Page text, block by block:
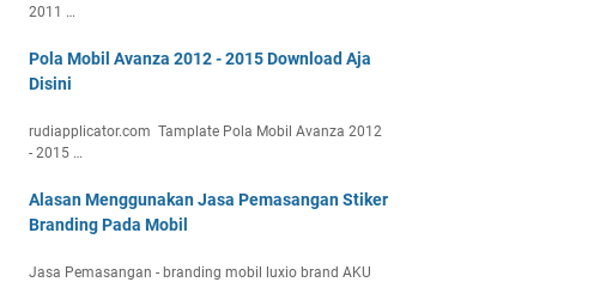
2011 …
Pola Mobil Avanza 2012 - 2015 Download Aja
Disini
rudiapplicator.com Tamplate Pola Mobil Avanza 2012
- 2015 …
Alasan Menggunakan Jasa Pemasangan Stiker
Branding Pada Mobil
Jasa Pemasangan - branding mobil luxio brand AKU